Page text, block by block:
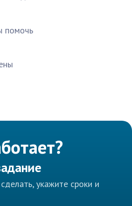
помочь
укажите сроки и